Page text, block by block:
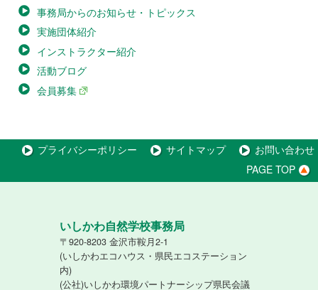
事務局からのお知らせ・トピックス
実施団体紹介
インストラクター紹介
活動ブログ
会員募集
プライバシーポリシー サイトマップ
お問い合わせ
PAGE TOP
いしかわ自然学校事務局
〒920-8203 金沢市鞍月2-1
(いしかわエコハウス・県民エコステーション
内)
(公社)いしかわ環境パートナーシップ県民会議